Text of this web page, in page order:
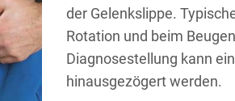
der Gelenkslippe.
Rotation und beim
Diagnosestellung kann
hinausgezögert werden.